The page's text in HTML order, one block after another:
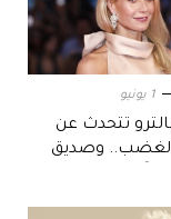
1 يونيو
تتحدث عن
وصديق